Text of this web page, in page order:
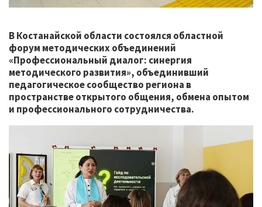
В Костанайской области состоялся областной
форум методических объединений
«Профессиональный диалог: синергия
методического развития», объединивший
педагогическое сообщество региона в
пространстве открытого общения, обмена опытом
и профессионального сотрудничества.